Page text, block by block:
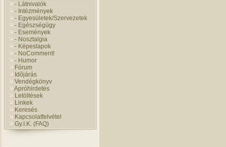
- Látnivalók
- Intézmények
- Egyesületek/Szervezetek
- Egészségügy
- Események
- Nosztalgia
- Képeslapok
- NoComment!
- Humor
Fórum
Idõjárás
Vendégkönyv
Apróhirdetés
Letöltések
Linkek
Keresés
Kapcsolatfelvétel
Gy.I.K. (FAQ)